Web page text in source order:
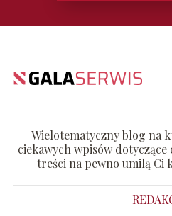
Wielotematyczny blog na
ciekawych wpisów dotyczące
treści na pewno umilą Ci